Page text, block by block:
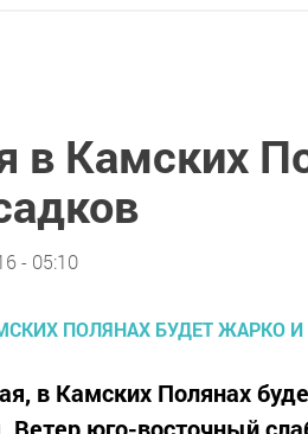
в Камских
- 05:10
в Камских Полянах